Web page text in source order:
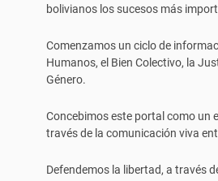
bolivianos los sucesos más
Comenzamos un ciclo de
Humanos, el Bien Colectivo, la
Género.
Concebimos este portal como un
través de la comunicación viva
Defendemos la libertad, a través